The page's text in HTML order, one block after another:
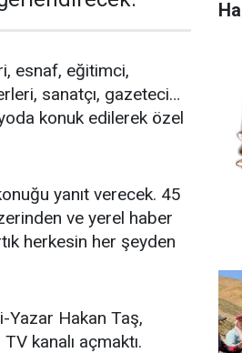
esnaf, eğitimci,
sanatçı, gazeteci…
konuk edilerek özel
yanıt verecek. 45
ve yerel haber
herkesin her şeyden
Yazar Hakan Taş,
kanalı açmaktı.